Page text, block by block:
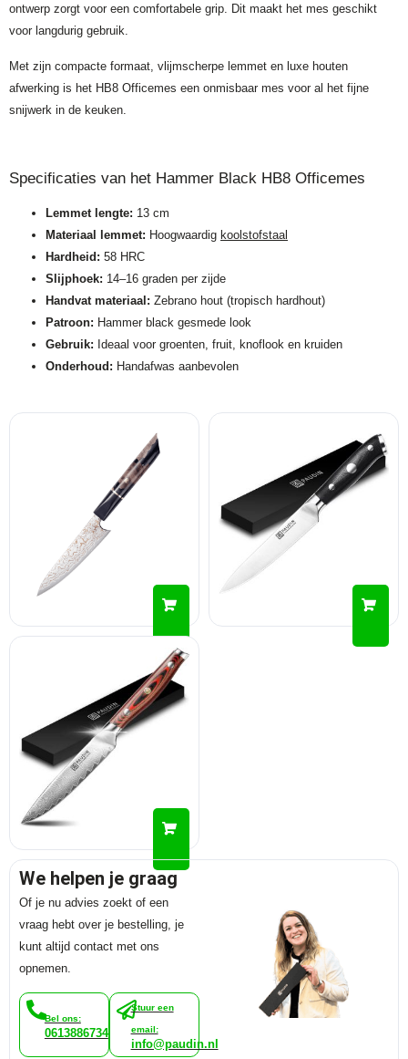
ontwerp zorgt voor een comfortabele grip. Dit maakt het mes geschikt
voor langdurig gebruik.
Met zijn compacte formaat, vlijmscherpe lemmet en luxe houten
afwerking is het HB8 Officemes een onmisbaar mes voor al het fijne
snijwerk in de keuken.
Specificaties van het Hammer Black HB8 Officemes
Lemmet lengte: 13 cm
Materiaal lemmet: Hoogwaardig koolstofstaal
Hardheid: 58 HRC
Slijphoek: 14–16 graden per zijde
Handvat materiaal: Zebrano hout (tropisch hardhout)
Patroon: Hammer black gesmede look
Gebruik: Ideaal voor groenten, fruit, knoflook en kruiden
Onderhoud: Handafwas aanbevolen
We helpen je graag
Of je nu advies zoekt of een
vraag hebt over je bestelling, je
kunt altijd contact met ons
opnemen.
Bel ons:
0613886734
Stuur een
email:
info@paudin.nl